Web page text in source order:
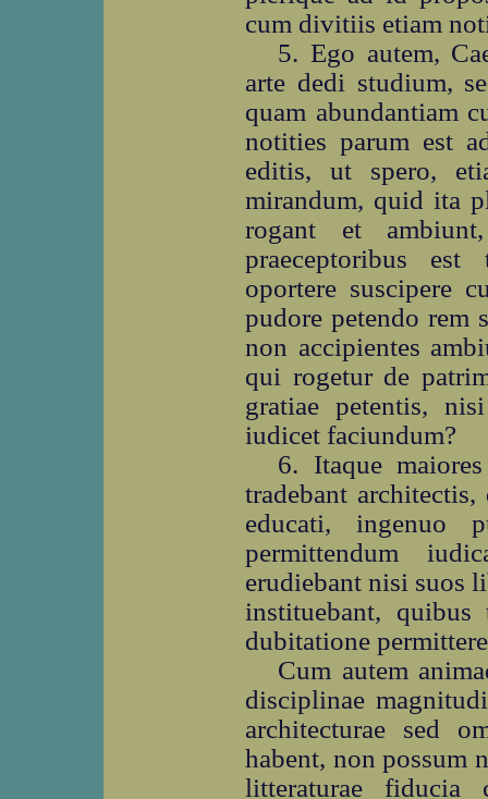
cum divitiis etiam
5. Ego autem,
arte dedi studium,
quam abundantiam
notities parum est
editis, ut spero,
mirandum, quid ita
rogant et
praeceptoribus
oportere suscipere
pudore petendo rem
non accipientes
qui rogetur de
gratiae petentis,
iudicet faciundum?
6. Itaque
tradebant architectis,
educati, ingenuo
permittendum
erudiebant nisi suos
instituebant,
dubitatione
Cum autem
disciplinae
architecturae sed
habent, non possum
litteraturae fiducia